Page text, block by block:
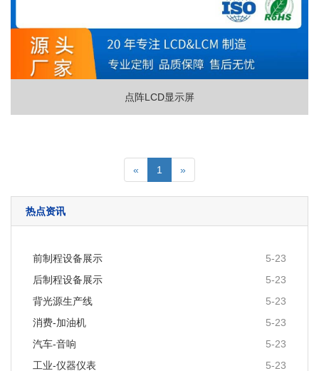
点阵LCD显示屏
« 1 »
热点资讯
5-23
前制程设备展示
5-23
后制程设备展示
5-23
背光源生产线
5-23
消费-加油机
5-23
汽车-音响
5-23
工业-仪器仪表